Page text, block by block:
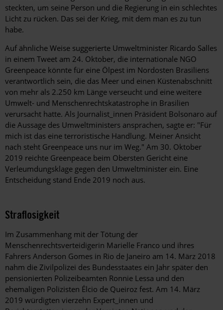
steckten, um seine Person und die Regierung in ein schlechtes
Licht zu rücken. Das sei der Krieg, mit dem man es zu tun
habe.
Auf ähnliche Weise suggerierte Umweltminister Ricardo Salles
in einem Tweet am 24. Oktober, die internationale NGO
Greenpeace könnte für eine Ölpest im Nordosten Brasiliens
verantwortlich sein, die das Meer und einen Küstenabschnitt
von mehr als 2.250 km Länge verseucht und eine weitere
Umwelt- und Menschenrechtskatastrophe in Brasilien
verursacht hatte. Als Journalist_innen Präsident Bolsonaro auf
die Aussage des Umweltministers ansprachen, sagte er: "Für
mich ist das eine terroristische Handlung. Meiner Ansicht
nach steht Greenpeace uns nur im Weg." Am 30. Oktober
2019 reichte Greenpeace beim Obersten Gericht eine
Verleumdungsklage gegen den Umweltminister ein. Eine
Entscheidung stand Ende 2019 noch aus.
Straflosigkeit
Im Zusammenhang mit der Tötung der
Menschenrechtsverteidigerin Marielle Franco und ihres
Fahrers Anderson Gomes in Rio de Janeiro am 14. März 2018
nahm die Zivilpolizei des Bundesstaates ein Jahr später den
pensionierten Polizeibeamten Ronnie Lessa und den
ehemaligen Polizisten Élcio de Queiroz fest. Am 14. März
2019 würdigten vierzehn Expert_innen und